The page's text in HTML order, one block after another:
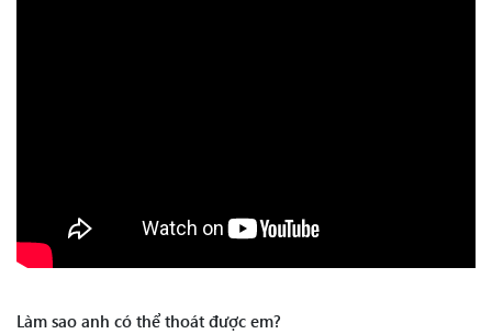
Làm sao anh có thể thoát được em?